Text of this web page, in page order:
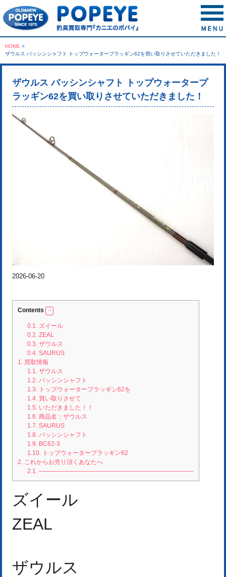
HOME >
ザウルス バッシンシャフト トップウォータープラッギン62を買い取りさせていただきました！
ザウルス バッシンシャフト トップウォータープ
ラッギン62を買い取りさせていただきました！
2026-06-20
Contents
0.1.ズイール
0.2.ZEAL
0.3.ザウルス
0.4.SAURUS
1. 買取情報
1.1.ザウルス
1.2.バッシンシャフト
1.3.トップウォータープラッギン62を
1.4.買い取りさせて
1.5.いただきました！！
1.6.商品名：ザウルス
1.7.SAURUS
1.8.バッシンシャフト
1.9.BC62-3
1.10.トップウォータープラッギン62
2. これからお売り頂くあなたへ
2.1.—————————————————————————–
ズイール
ZEAL
ザウルス